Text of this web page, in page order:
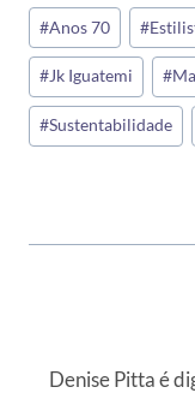
Tags
do
Post:
#Anos 70 #
#Jk Iguatemi #
#Sustentabilidade
Denise Pitta é